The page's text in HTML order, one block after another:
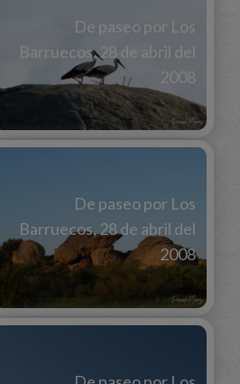
De paseo por Los
Barruecos, 28 de abril del
2008
De paseo por Los
Barruecos, 28 de abril del
2008